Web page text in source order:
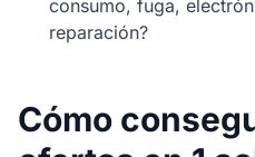
consumo, fuga,
reparación?
Cómo